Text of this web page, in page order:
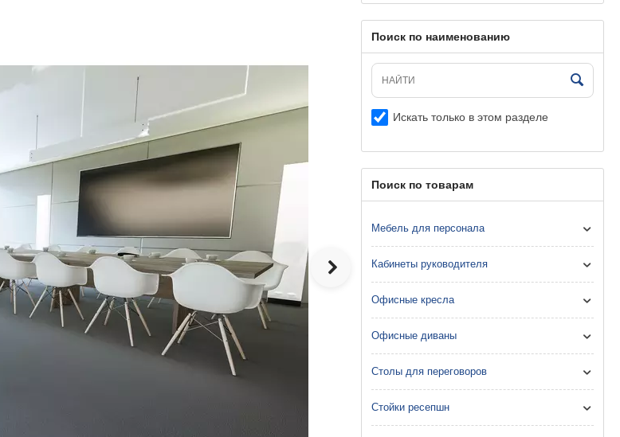
Поиск по наименованию
Искать только в этом разделе
Поиск по товарам
Мебель для персонала
Кабинеты руководителя
Офисные кресла
Офисные диваны
Столы для переговоров
Стойки ресепшн